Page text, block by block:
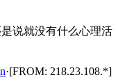
说就没有什么心理活
·[FROM: 218.23.108.*]